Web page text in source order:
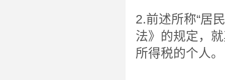
2.前述所称“居
法》的规定，
所得税的个人。